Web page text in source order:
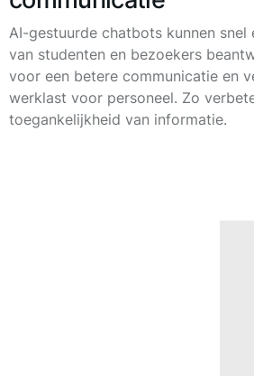
AI-gestuurde chatbots kunnen
van studenten en bezoekers
voor een betere communicatie en
werklast voor personeel. Zo
toegankelijkheid van informatie.